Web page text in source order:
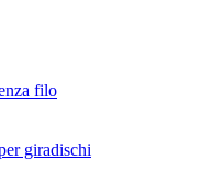
filo
giradischi